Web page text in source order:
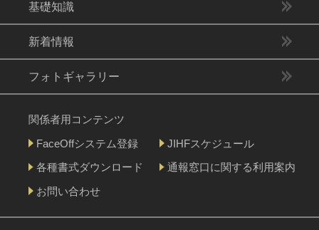
基礎知識
新着情報
フォトギャラリー
関係者用コンテンツ
FaceOffシステム登録
JIHFスケジュール
各種書式ダウンロード
通報窓口に関する利用案内
お問い合わせ